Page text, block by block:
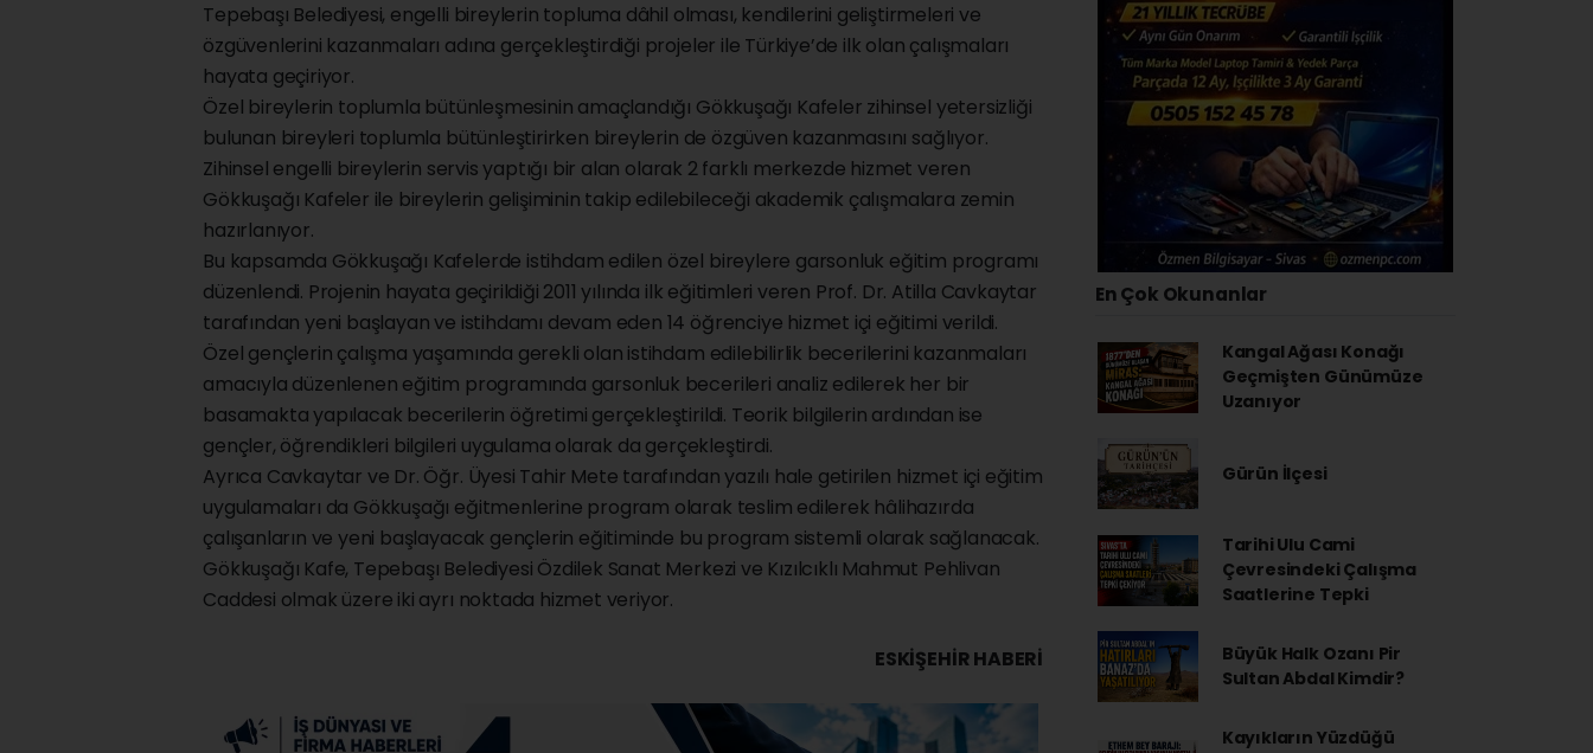
Tepebaşı Belediyesi, engelli bireylerin topluma dâhil olması, kendilerini geliştirmeleri ve
özgüvenlerini kazanmaları adına gerçekleştirdiği projeler ile Türkiye’de ilk olan çalışmaları
hayata geçiriyor.
Özel bireylerin toplumla bütünleşmesinin amaçlandığı Gökkuşağı Kafeler zihinsel yetersizliği
bulunan bireyleri toplumla bütünleştirirken bireylerin de özgüven kazanmasını sağlıyor.
Zihinsel engelli bireylerin servis yaptığı bir alan olarak 2 farklı merkezde hizmet veren
Gökkuşağı Kafeler ile bireylerin gelişiminin takip edilebileceği akademik çalışmalara zemin
hazırlanıyor.
Bu kapsamda Gökkuşağı Kafelerde istihdam edilen özel bireylere garsonluk eğitim programı
düzenlendi. Projenin hayata geçirildiği 2011 yılında ilk eğitimleri veren Prof. Dr. Atilla Cavkaytar
tarafından yeni başlayan ve istihdamı devam eden 14 öğrenciye hizmet içi eğitimi verildi.
Özel gençlerin çalışma yaşamında gerekli olan istihdam edilebilirlik becerilerini kazanmaları
amacıyla düzenlenen eğitim programında garsonluk becerileri analiz edilerek her bir
basamakta yapılacak becerilerin öğretimi gerçekleştirildi. Teorik bilgilerin ardından ise
gençler, öğrendikleri bilgileri uygulama olarak da gerçekleştirdi.
Ayrıca Cavkaytar ve Dr. Öğr. Üyesi Tahir Mete tarafından yazılı hale getirilen hizmet içi eğitim
uygulamaları da Gökkuşağı eğitmenlerine program olarak teslim edilerek hâlihazırda
çalışanların ve yeni başlayacak gençlerin eğitiminde bu program sistemli olarak sağlanacak.
Gökkuşağı Kafe, Tepebaşı Belediyesi Özdilek Sanat Merkezi ve Kızılcıklı Mahmut Pehlivan
Caddesi olmak üzere iki ayrı noktada hizmet veriyor.
ESKIŞEHIR HABERİ
En Çok Okunanlar
Kangal Ağası Konağı
Geçmişten Günümüze
Uzanıyor
Gürün İlçesi
Tarihi Ulu Cami
Çevresindeki Çalışma
Saatlerine Tepki
Büyük Halk Ozanı Pir
Sultan Abdal Kimdir?
Kayıkların Yüzdüğü